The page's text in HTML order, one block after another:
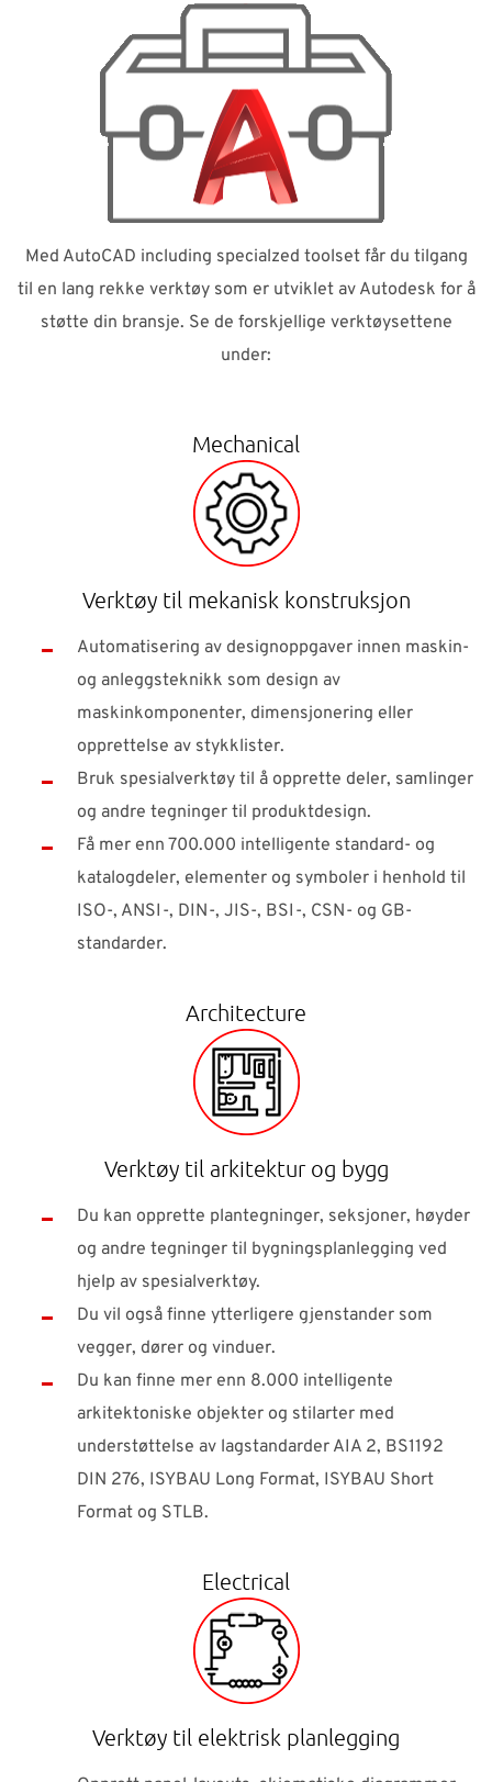
Med AutoCAD including specialzed toolset får du tilgang
til en lang rekke verktøy som er utviklet av Autodesk for å
støtte din bransje. Se de forskjellige verktøysettene
under:
Mechanical
Verktøy til mekanisk konstruksjon
Automatisering av designoppgaver innen maskin-
og anleggsteknikk som design av
maskinkomponenter, dimensjonering eller
opprettelse av stykklister.
Bruk spesialverktøy til å opprette deler, samlinger
og andre tegninger til produktdesign.
Få mer enn 700.000 intelligente standard- og
katalogdeler, elementer og symboler i henhold til
ISO-, ANSI-, DIN-, JIS-, BSI-, CSN- og GB-
standarder.
Architecture
Verktøy til arkitektur og bygg
Du kan opprette plantegninger, seksjoner, høyder
og andre tegninger til bygningsplanlegging ved
hjelp av spesialverktøy.
Du vil også finne ytterligere gjenstander som
vegger, dører og vinduer.
Du kan finne mer enn 8.000 intelligente
arkitektoniske objekter og stilarter med
understøttelse av lagstandarder AIA 2, BS1192
DIN 276, ISYBAU Long Format, ISYBAU Short
Format og STLB.
Electrical
Verktøy til elektrisk planlegging